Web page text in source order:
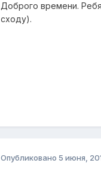
Доброго времени.
сходу).
Опубликовано 5 июня,